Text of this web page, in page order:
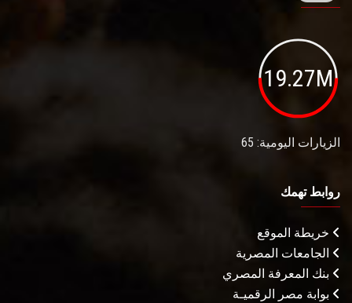
19.27M
الزيارات اليومية: 65
روابط تهمك
خريطة الموقع
الجامعات المصرية
بنك المعرفة المصري
بوابة مصر الرقميـة